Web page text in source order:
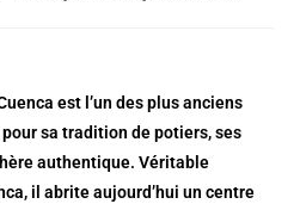
est l’un des plus anciens
sa tradition de potiers, ses
authentique. Véritable
il abrite aujourd’hui un centre